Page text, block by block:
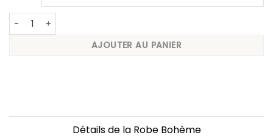
quantité de Robe d’été Fluide à Imprimé Aztèque
AJOUTER AU PANIER
Détails de la Robe Bohème